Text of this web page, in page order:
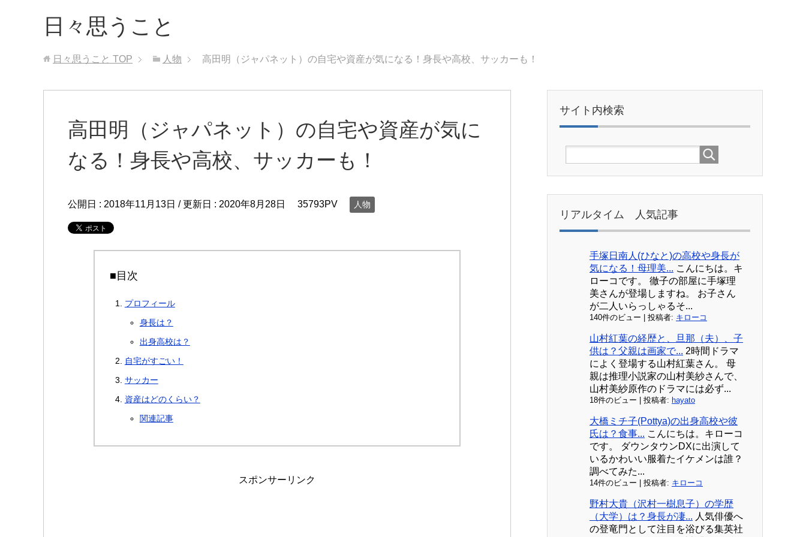
日々思うこと
日々思うこと TOP 人物 高田明（ジャパネット）の自宅や資産が気になる！身長や高校、サッカーも！
高田明（ジャパネット）の自宅や資産が気に
なる！身長や高校、サッカーも！
公開日 : 2018年11月13日 / 更新日 : 2020年8月28日 35793PV 人物
■目次
プロフィール
身長は？
出身高校は？
自宅がすごい！
サッカー
資産はどのくらい？
関連記事
スポンサーリンク
サイト内検索
リアルタイム 人気記事
手塚日南人(ひなと)の高校や身長が
気になる！母理美... こんにちは。キ
ローコです。 徹子の部屋に手塚理
美さんが登場しますね。 お子さん
が二人いらっしゃるそ...
140件のビュー 投稿者: キローコ
山村紅葉の経歴と、旦那（夫）、子
供は？父親は画家で... 2時間ドラマ
によく登場する山村紅葉さん。 母
親は推理小説家の山村美紗さんで、
山村美紗原作のドラマには必ず...
18件のビュー 投稿者: hayato
大橋ミチ子(Pottya)の出身高校や彼
氏は？食事... こんにちは。キローコ
です。 ダウンタウンDXに出演して
いるかわいい服着たイケメンは誰？
調べてみた...
14件のビュー 投稿者: キローコ
野村大貴（沢村一樹息子）の学歴
（大学）は？身長が凄... 人気俳優へ
の登竜門として注目を浴びる集英社